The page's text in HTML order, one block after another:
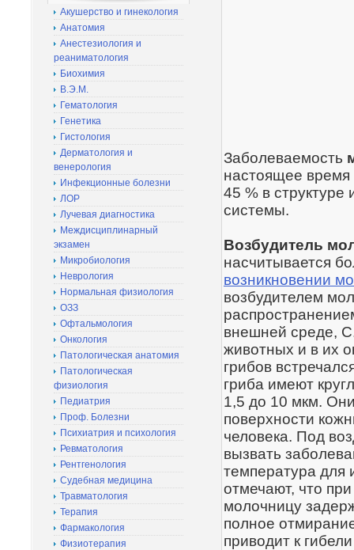
Акушерство и гинекология
Анатомия
Анестезиология и
реаниматология
Биохимия
В.Э.М.
Гематология
Генетика
Гистология
Дерматология и
венерология
Инфекционные болезни
ЛОР
Лучевая диагностика
Междисциплинарный
экзамен
Микробиология
Неврология
Нормальная физиология
ОЗЗ
Офтальмология
Онкология
Патологическая анатомия
Патологическая
физиология
Педиатрия
Проф. Болезни
Психиатрия и психология
Ревматология
Рентгенология
Судебная медицина
Травматология
Терапия
Фармакология
Физиотерапия
Заболеваемость
настоящее время
45 % в
системы.
Возбудитель
насчитывается
возникновении
возбудителем
внешней среде,
животных и в их
грибов
гриба имеют
1,5 до 10 мкм.
поверхности
человека. Под
вызвать
температура для
отмечают, что
молочницу
полное
приводит к